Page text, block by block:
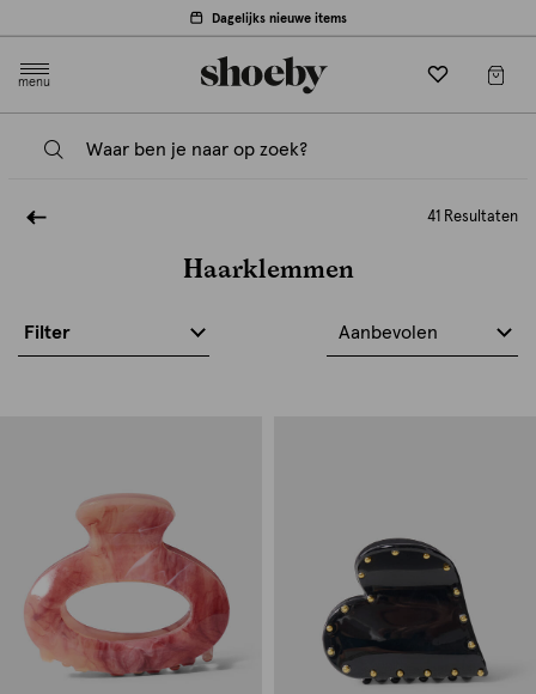
Dagelijks nieuwe items
menu
41 Resultaten
Haarklemmen
Filter Aanbevolen